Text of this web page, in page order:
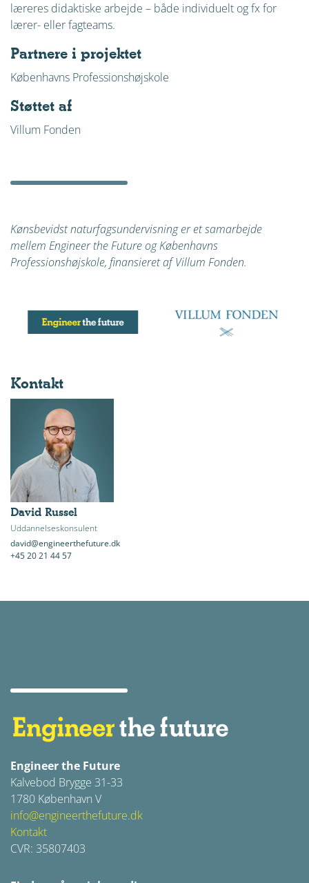
læreres didaktiske arbejde – både individuelt og fx for
lærer- eller fagteams.
Partnere i projektet
Københavns Professionshøjskole
Støttet af
Villum Fonden
Kønsbevidst naturfagsundervisning er et samarbejde
mellem Engineer the Future og Københavns
Professionshøjskole, finansieret af Villum Fonden.
Kontakt
David Russel
Uddannelseskonsulent
david@engineerthefuture.dk
+45 20 21 44 57
Engineer the Future
Kalvebod Brygge 31-33
1780 København V
info@engineerthefuture.dk
Kontakt
CVR: 35807403